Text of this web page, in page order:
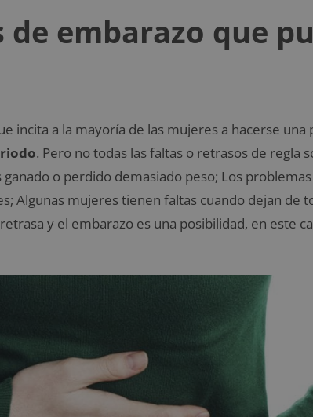
embarazo que
incita a la mayoría de las mujeres a hacerse una
. Pero no todas las faltas o retrasos de regla
o perdido demasiado peso; Los
Algunas mujeres tienen faltas cuando dejan de
y el embarazo es una posibilidad, en este